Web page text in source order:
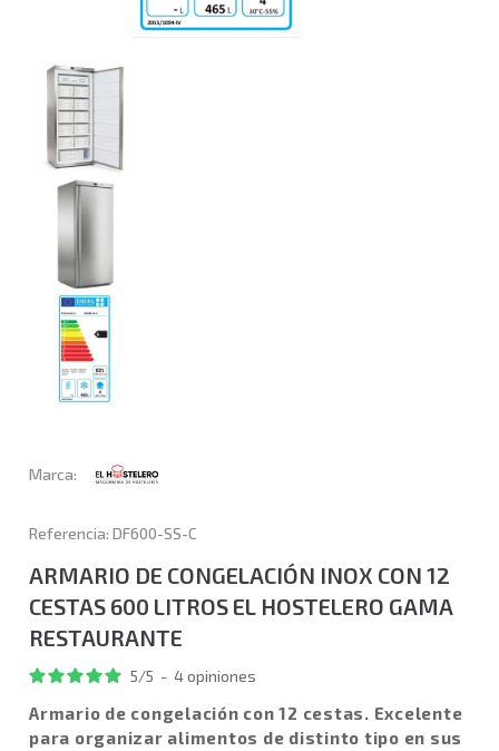
Marca:
Referencia: DF600-SS-C
ARMARIO DE CONGELACIÓN INOX CON 12
CESTAS 600 LITROS EL HOSTELERO GAMA
RESTAURANTE
5/5 - 4opiniones
Armario de congelación con 12 cestas. Excelente
para organizar alimentos de distinto tipo en sus